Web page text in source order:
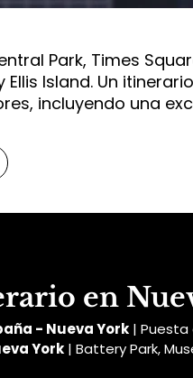
Park, Times
Island. Un
incluyendo una
en
- Nueva York | Puesta
York | Battery Park,